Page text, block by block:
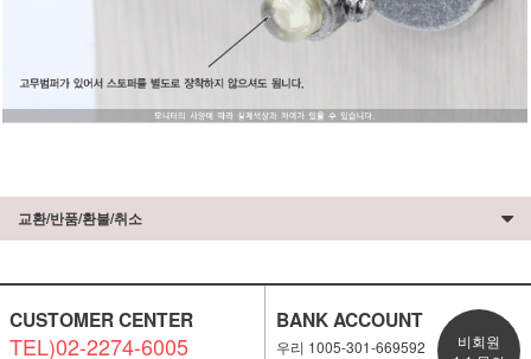
교환/반품/환불/취소
CUSTOMER CENTER
TEL)02-2274-6005
BANK ACCOUNT
우리 1005-301-669592
비회원